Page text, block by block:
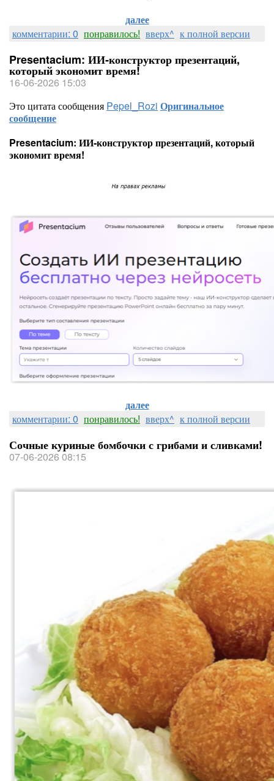
далее
комментарии: 0 понравилось! вверх^ к полной версии
Presentacium: ИИ‑конструктор презентаций,
который экономит время!
16-06-2026 15:03
Это цитата сообщения Pepel_Rozi Оригинальное
сообщение
Presentacium: ИИ‑конструктор презентаций, который
экономит время!
далее
комментарии: 0 понравилось! вверх^ к полной версии
Сочные куриные бомбочки с грибами и сливками!
07-06-2026 08:15